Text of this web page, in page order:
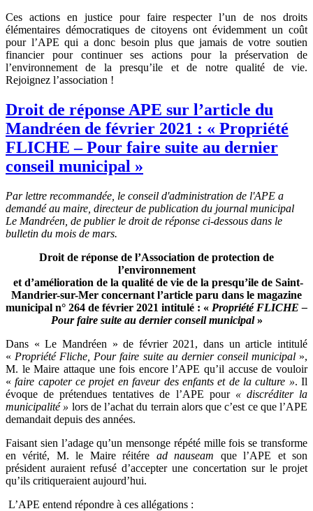
Ces actions en justice pour faire respecter l’un de nos droits
élémentaires démocratiques de citoyens ont évidemment un coût
pour l’APE qui a donc besoin plus que jamais de votre soutien
financier pour continuer ses actions pour la préservation de
l’environnement de la presqu’ile et de notre qualité de vie.
Rejoignez l’association !
Droit de réponse APE sur l’article du
Mandréen de février 2021 : « Propriété
FLICHE – Pour faire suite au dernier
conseil municipal »
Par lettre recommandée, le conseil d'administration de l'APE a
demandé au maire, directeur de publication du journal municipal
Le Mandréen, de publier le droit de réponse ci-dessous dans le
bulletin du mois de mars.
Droit de réponse de l’Association de protection de
l’environnement
et d’amélioration de la qualité de vie de la presqu’ile de Saint-
Mandrier-sur-Mer concernant l’article paru dans le magazine
municipal n° 264 de février 2021 intitulé : « Propriété FLICHE –
Pour faire suite au dernier conseil municipal»
Dans « Le Mandréen » de février 2021, dans un article intitulé
« Propriété Fliche, Pour faire suite au dernier conseil municipal»,
M. le Maire attaque une fois encore l’APE qu’il accuse de vouloir
«faire capoter ce projet en faveur des enfants et de la culture ». Il
évoque de prétendues tentatives de l’APE pour« discréditer la
municipalité » lors de l’achat du terrain alors que c’est ce que l’APE
demandait depuis des années.
Faisant sien l’adage qu’un mensonge répété mille fois se transforme
en vérité, M. le Maire réitére ad nauseam que l’APE et son
président auraient refusé d’accepter une concertation sur le projet
qu’ils critiqueraient aujourd’hui.
L’APE entend répondre à ces allégations :